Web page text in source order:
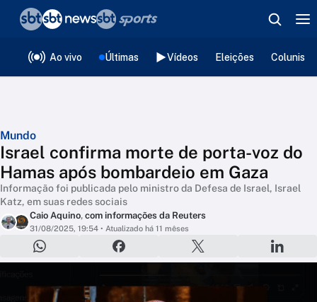
Ao vivo Últimas Vídeos Eleições
Mundo
Israel confirma morte de porta-voz do
Hamas após bombardeio em Gaza
Informação foi publicada pelo ministro da Defesa de Israel, Israel
Katz, em suas redes sociais
Caio Aquino, com informações da Reuters
31/08/2025, 19:54 • Atualizado há 11 mêses
❮voltar
Editorias